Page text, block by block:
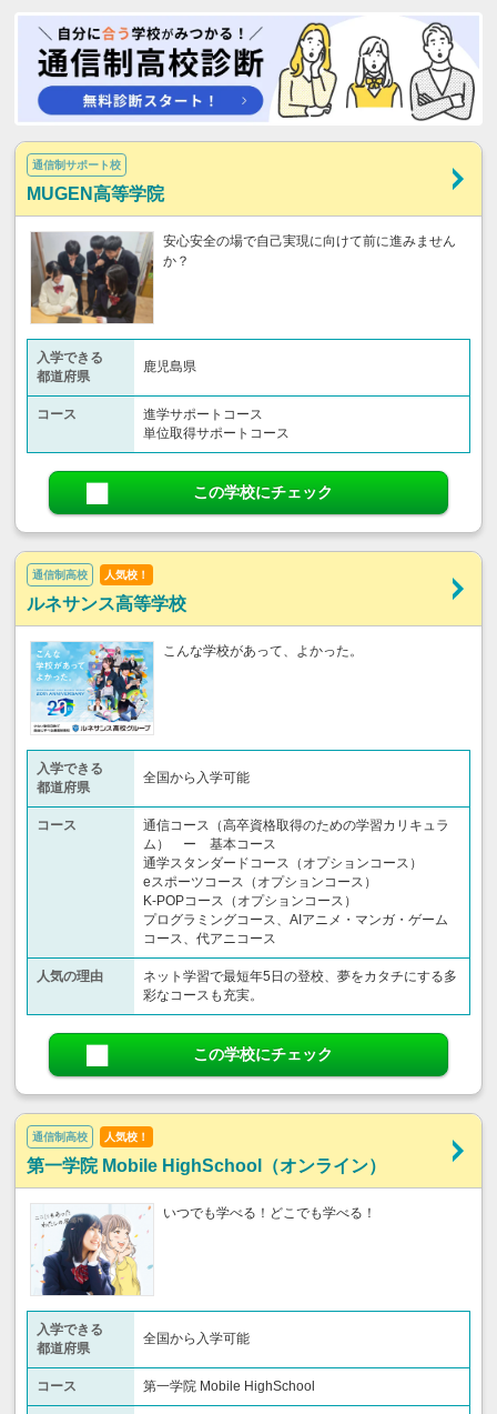
通信制サポート校
MUGEN高等学院
安心安全の場で自己実現に向けて前に進みません
か？
入学できる
都道府県
鹿児島県
コース
進学サポートコース
単位取得サポートコース
この学校にチェック
通信制高校 人気校！
ルネサンス高等学校
こんな学校があって、よかった。
入学できる
都道府県
全国から入学可能
コース
通信コース（高卒資格取得のための学習カリキュラ
ム） ー 基本コース
通学スタンダードコース（オプションコース）
eスポーツコース（オプションコース）
K-POPコース（オプションコース）
プログラミングコース、AIアニメ・マンガ・ゲーム
コース、代アニコース
人気の理由
ネット学習で最短年5日の登校、夢をカタチにする多
彩なコースも充実。
この学校にチェック
通信制高校 人気校！
第一学院 Mobile HighSchool（オンライン）
いつでも学べる！どこでも学べる！
入学できる
都道府県
全国から入学可能
コース 第一学院 Mobile HighSchool